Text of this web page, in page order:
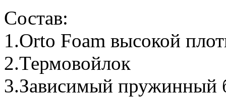
Состав:
1.Orto Foam высокой
2.Термовойлок
3.Зависимый пружинный